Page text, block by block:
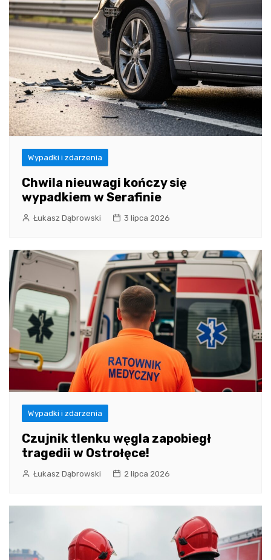
Wypadki i zdarzenia
Chwila nieuwagi kończy się
wypadkiem w Serafinie
Łukasz Dąbrowski 3 lipca 2026
Wypadki i zdarzenia
Czujnik tlenku węgla zapobiegł
tragedii w Ostrołęce!
Łukasz Dąbrowski 2 lipca 2026